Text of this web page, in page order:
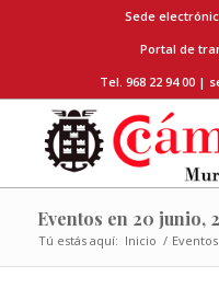
Sede
Portal de
Tel. 968 22 94 00 |
Eventos en 20 junio,
Tú estás aquí: Inicio / Eventos